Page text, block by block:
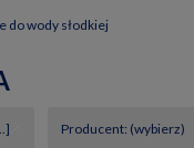
do wody słodkiej
Producent: (wybierz)